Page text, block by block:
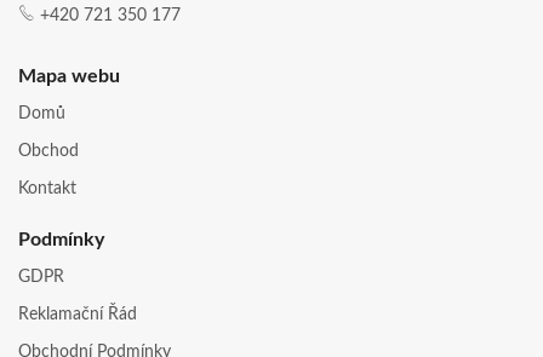
+420 721 350 177
Mapa webu
Domů
Obchod
Kontakt
Podmínky
GDPR
Reklamační Řád
Obchodní Podmínky